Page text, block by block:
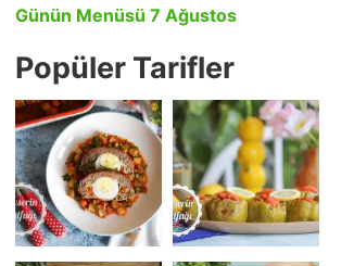
Günün Menüsü 7 Ağustos
Popüler Tarifler